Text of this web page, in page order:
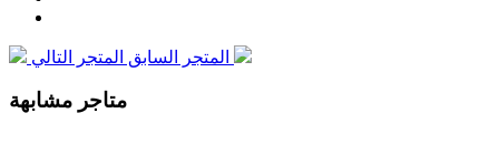
المتجر السابق
متاجر مشابهة